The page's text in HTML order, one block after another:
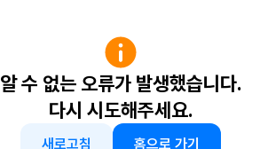
알 수 없는 오류가 발생했습니다.
다시 시도해주세요.
새로고침 홈으로 가기